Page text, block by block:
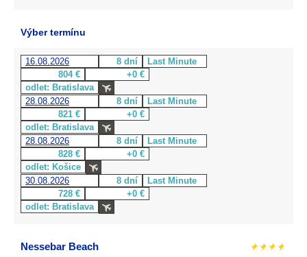
Výber termínu
16.08.2026 8 dní
Last Minute
804 €
+0 €
odlet: Bratislava
28.08.2026
8 dní
Last Minute
821 €
+0 €
odlet: Bratislava
28.08.2026
8 dní
Last Minute
828 €
+0 €
odlet: Košice
30.08.2026
8 dní
Last Minute
728 €
+0 €
odlet: Bratislava
Nessebar Beach